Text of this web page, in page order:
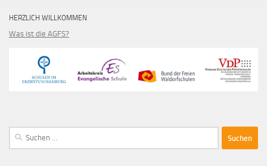
HERZLICH WILLKOMMEN
Was ist die AGFS?
Suche